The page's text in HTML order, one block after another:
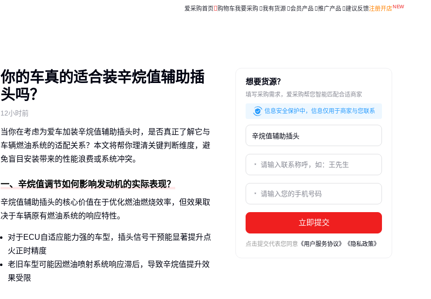
爱采购首页 购物车我要采购 我有货源 会员产品 推广产品 建议反馈注册开店
你的车真的适合装辛烷值辅助插
头吗？
12小时前
当你在考虑为爱车加装辛烷值辅助插头时，是否真正了解它与
车辆燃油系统的适配关系？本文将帮你理清关键判断维度，避
免盲目安装带来的性能浪费或系统冲突。
一、辛烷值调节如何影响发动机的实际表现？
辛烷值辅助插头的核心价值在于优化燃油燃烧效率，但效果取
决于车辆原有燃油系统的响应特性。
对于ECU自适应能力强的车型，插头信号干预能显著提升点
火正时精度
老旧车型可能因燃油喷射系统响应滞后，导致辛烷值提升效
果受限
想要货源？
填写采购需求，爱采购帮您智能匹配合适商家
信息安全保护中，信息仅用于商家与您联系
立即提交
点击提交代表您同意 《用户服务协议》 《隐私政策》